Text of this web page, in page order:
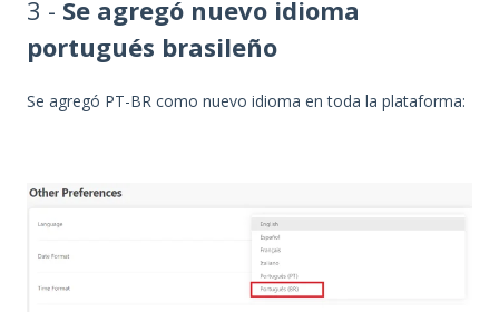
3 - Se agregó nuevo idioma
portugués brasileño
Se agregó PT-BR como nuevo idioma en toda la plataforma: